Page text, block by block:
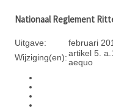
Nationaal Reglement
Uitgave:
februari
Wijziging(en): artikel 5.
aequo